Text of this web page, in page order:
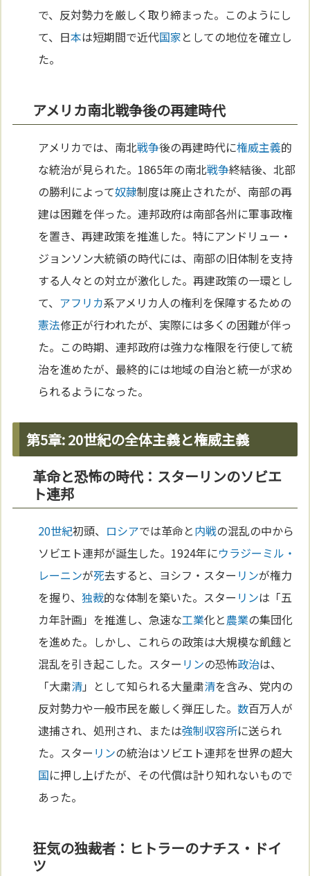
で、反対勢力を厳しく取り締まった。このようにし
て、日本は短期間で近代国家としての地位を確立し
た。
アメリカ南北戦争後の再建時代
アメリカでは、南北戦争後の再建時代に権威主義的
な統治が見られた。1865年の南北戦争終結後、北部
の勝利によって奴隷制度は廃止されたが、南部の再
建は困難を伴った。連邦政府は南部各州に軍事政権
を置き、再建政策を推進した。特にアンドリュー・
ジョンソン大統領の時代には、南部の旧体制を支持
する人々との対立が激化した。再建政策の一環とし
て、 アフリカ系アメリカ人の権利を保障するための
憲法修正が行われたが、実際には多くの困難が伴っ
た。この時期、連邦政府は強力な権限を行使して統
治を進めたが、最終的には地域の自治と統一が求め
られるようになった。
第5章: 20世紀の全体主義と権威主義
革命と恐怖の時代：スターリンのソビエ
ト連邦
20世紀初頭、 ロシアでは革命と内戦の混乱の中から
ソビエト連邦が誕生した。1924年にウラジーミル・
レーニンが死去すると、ヨシフ・スター リンが権力
を握り、独裁的な体制を築いた。スター リンは「五
カ年計画」を推進し、急速な工業化と農業の集団化
を進めた。しかし、これらの政策は大規模な飢餓と
混乱を引き起こした。スター リンの恐怖政治は、
「大粛清」として知られる大量粛清を含み、党内の
反対勢力や一般市民を厳しく弾圧した。数百万人が
逮捕され、処刑され、または強制収容所に送られ
た。スター リンの統治はソビエト連邦を世界の超大
国に押し上げたが、その代償は計り知れないもので
あった。
狂気の独裁者：ヒトラーのナチス・ドイ
ツ